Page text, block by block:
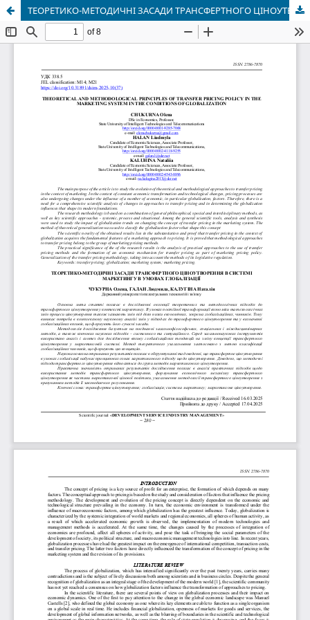
ТЕОРЕТИКО-МЕТОДИЧНІ ЗАСАДИ ТРАНСФЕРТНОГО ЦІНОУТВОРЕННЯ В СИСТЕМІ МАРКЕТИНГУ В УМОВАХ ГЛОБАЛІЗАЦІЇ